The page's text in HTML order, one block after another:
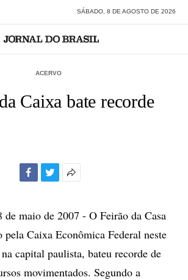
SÁBADO, 8 DE AGOSTO DE 2026
ACERVO
Caixa bate recorde
compartilhamento
maio de 2007 - O Feirão da Casa
pela Caixa Econômica Federal neste
capital paulista, bateu recorde de
movimentados. Segundo a